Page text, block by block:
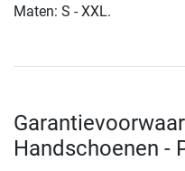
Maten: S - XXL.
Handschoenen -